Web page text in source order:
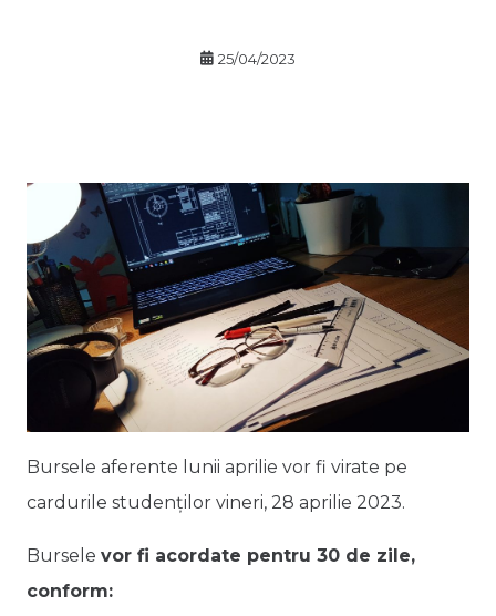
25/04/2023
Bursele aferente lunii aprilie vor fi virate pe
cardurile studenților vineri, 28 aprilie 2023.
Bursele vor fi acordate pentru 30 de zile,
conform: